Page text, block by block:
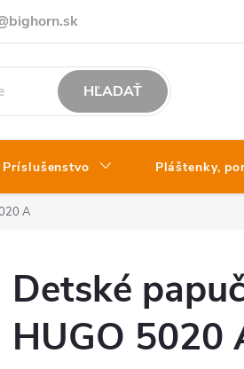
HĽADAŤ
Príslušenstvo Pláštenky,
A
Detské
HUGO 5020